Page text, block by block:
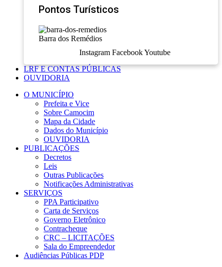
Pontos Turísticos
Barra dos Remédios
Instagram Facebook Youtube
LRF E CONTAS PÚBLICAS
OUVIDORIA
O MUNICÍPIO
Prefeita e Vice
Sobre Camocim
Mapa da Cidade
Dados do Município
OUVIDORIA
PUBLICAÇÕES
Decretos
Leis
Outras Publicações
Notificações Administrativas
SERVIÇOS
PPA Participativo
Carta de Serviços
Governo Eletrônico
Contracheque
CRC – LICITAÇÕES
Sala do Empreendedor
Audiências Públicas PDP